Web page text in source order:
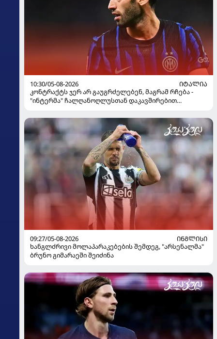
10:30/05-08-2026
ᲘᲢᲐᲚᲘᲐ
კონტრაქტს ჯერ არ გაუგრძელებენ, მაგრამ რჩება -
"ინტერმა" ჩალღანოღლუსთან დაკავშირებით
09:27/05-08-2026
ᲘᲜᲒᲚᲘᲡᲘ
ხანგლძრივი მოლაპარაკებების შემდეგ, "არსენალმა"
ბრუნო გიმარაეში შეიძინა